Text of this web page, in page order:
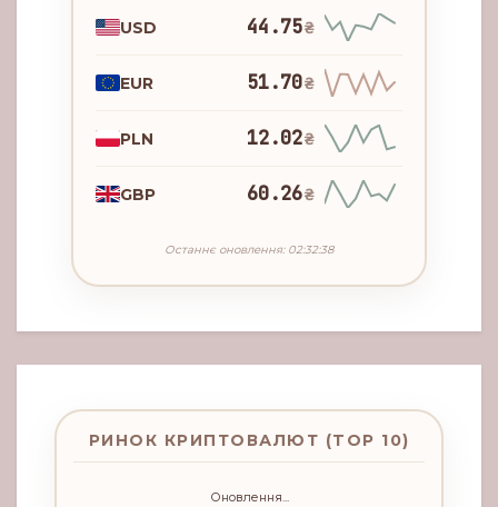
USD 44.75₴
EUR 51.70₴
PLN 12.02₴
GBP 60.26₴
Останнє оновлення: 02:32:38
РИНОК КРИПТОВАЛЮТ (TOP 10)
Оновлення...